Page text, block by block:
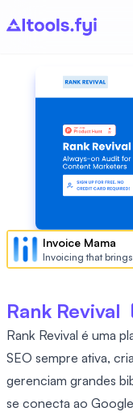
Invoice Mama
Invoicing that
Rank Revival
Rank Revival é uma
SEO sempre ativa,
gerenciam grandes
se conecta ao